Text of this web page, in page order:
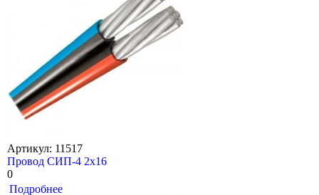
Артикул: 11517
Провод СИП-4 2х16
0
Подробнее